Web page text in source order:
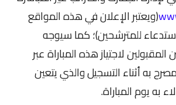
(ويعتبر الإعلان في هذه المواقع
استدعاء للمترشحين)؛ كما سيوجه
لاجتياز هذه المباراة عبر
به أثناء التسجيل والذي يتعين
به يوم المباراة.